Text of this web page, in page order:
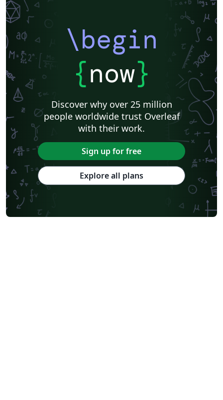
\begin
{now}
Discover why over 25 million
people worldwide trust Overleaf
with their work.
Sign up for free
Explore all plans